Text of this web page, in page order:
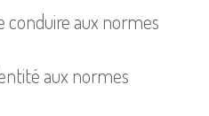
conduire aux normes
aux normes